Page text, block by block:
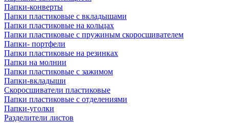
Папки-конверты
Папки пластиковые с вкладышами
Папки пластиковые на кольцах
Папки пластиковые с пружиным скоросшивателем
Папки- портфели
Папки пластиковые на резинках
Папки на молнии
Папки пластиковые с зажимом
Папки-вкладыши
Скоросшиватели пластиковые
Папки пластиковые с отделениями
Папки-уголки
Разделители листов